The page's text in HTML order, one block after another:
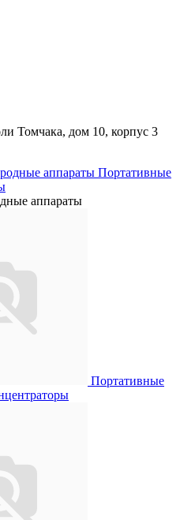
Томчака, дом 10, корпус 3
Портативные
аппараты
Портативные